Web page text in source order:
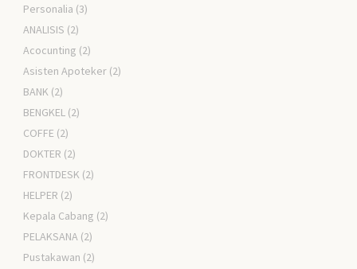
Personalia (3)
ANALISIS (2)
Acocunting (2)
Asisten Apoteker (2)
BANK (2)
BENGKEL (2)
COFFE (2)
DOKTER (2)
FRONTDESK (2)
HELPER (2)
Kepala Cabang (2)
PELAKSANA (2)
Pustakawan (2)